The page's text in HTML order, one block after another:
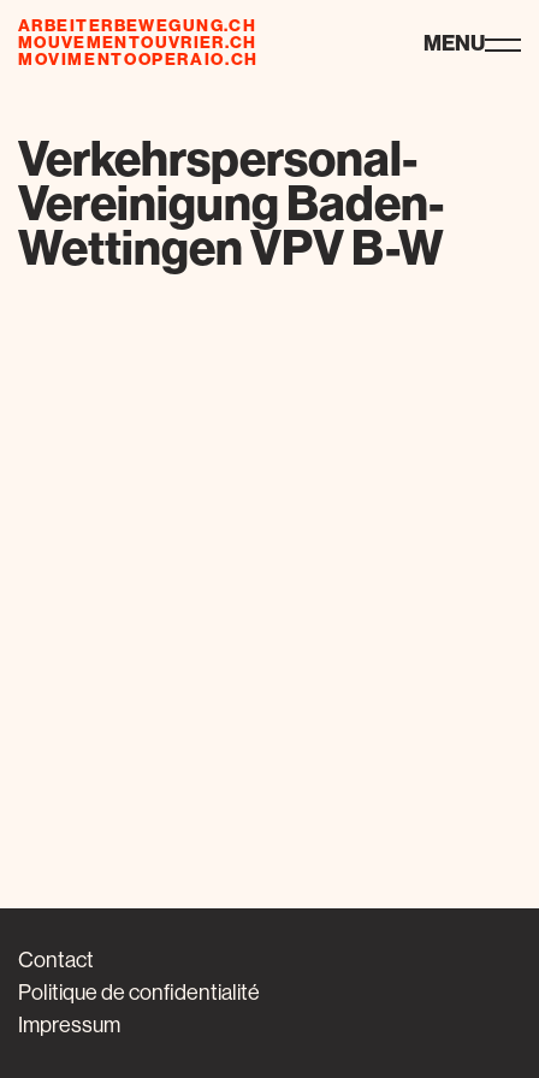
ARBEITERBEWEGUNG.CH
MOUVEMENTOUVRIER.CH
MOVIMENTOOPERAIO.CH
ressources MENU
Verkehrspersonal-
Vereinigung Baden-
Wettingen VPV B-W
Contact
Politique de confidentialité
Impressum